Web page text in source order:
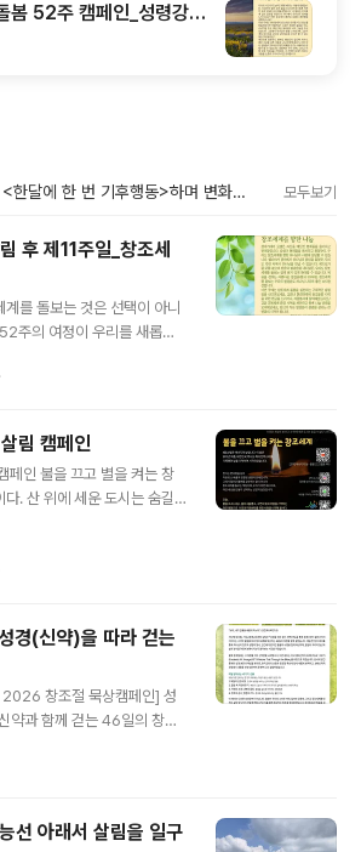
52주 캠페인_성령강림
<살림>후원하고 <한달에 한 번 기후행동>하며 변화를 만들어가요! 모두보기
제11주일_창조세
를 돌보는 것은 선택이 아니
주의 여정이 우리를 새롭게
공하는 영성·생태 통합 프로
동이 아닌 제자도의 핵심으
성과 실천을 새롭게 하는 구
"성령강림 후 제11주일"입니
내2025-2026 창조..
림 캠페인
인 불을 끄고 별을 켜는 창
. 산 위에 세운 도시는 숨길
니다. 전기는 편리함을 넘어
어떤 세상을 만들지 선택하는
끄고(소등), 플러그를 뽑고,
작은 행동으로 이웃과 미래
시다. [교회] 에너지의 날 -
경(신약)을 따라 걷는
2026 창조절 묵상캠페인] 성
약과 함께 걷는 46일의 창조
교육센터 살림은 『성경을 따
계를 묵상하는 46일의 여정
의 레터를 통해 하나님의 창
선 아래서 살림을 일구